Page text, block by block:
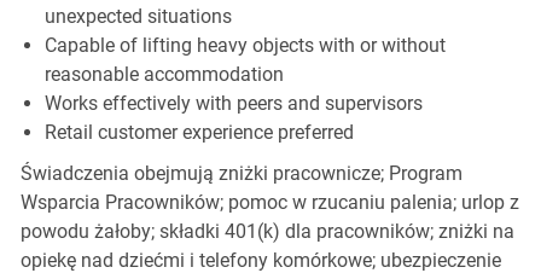
unexpected situations
Capable of lifting heavy objects with or without
reasonable accommodation
Works effectively with peers and supervisors
Retail customer experience preferred
Świadczenia obejmują zniżki pracownicze; Program
Wsparcia Pracowników; pomoc w rzucaniu palenia; urlop z
powodu żałoby; składki 401(k) dla pracowników; zniżki na
opiekę nad dziećmi i telefony komórkowe; ubezpieczenie